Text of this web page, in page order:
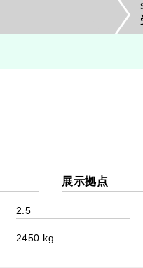
展示拠点